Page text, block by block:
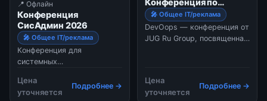
интеллекта и автоматизации
до создания эмоциональной
лояльности и сервиса,
ориентированного на
реальные нужды людей. На
мероприятии будет
📍 Офлайн
Конференция
СисАдмин 2026
🎤 Общее IT/реклама
Конференция для
системных
2026Один день —
максимум пользы!9 октября
Цена
уточняется
Подробнее →
Конференция по
инженерным
решениям и DevOps-
культуре
🎤 Общее IT/реклама
DevOops — конференция от
JUG Ru Group, посвященная
эксплуатации, чтобы в итоге
все могли…
Цена
уточняется
Подробнее →